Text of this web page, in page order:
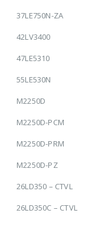
37LE750N-ZA
42LV3400
47LE5310
55LE530N
M2250D
M2250D-PCM
M2250D-PRM
M2250D-PZ
26LD350 – CTVL
26LD350C – CTVL